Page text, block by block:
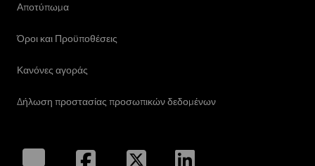
Αποτύπωμα
Όροι και Προϋποθέσεις
Κανόνες αγοράς
Δήλωση προστασίας προσωπικών δεδομένων